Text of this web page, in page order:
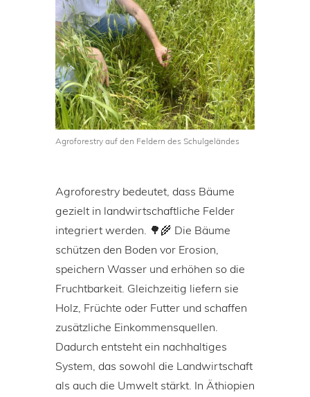
Agroforestry auf den Feldern des Schulgeländes
Agroforestry bedeutet, dass Bäume
gezielt in landwirtschaftliche Felder
integriert werden. 🌳🌾 Die Bäume
schützen den Boden vor Erosion,
speichern Wasser und erhöhen so die
Fruchtbarkeit. Gleichzeitig liefern sie
Holz, Früchte oder Futter und schaffen
zusätzliche Einkommensquellen.
Dadurch entsteht ein nachhaltiges
System, das sowohl die Landwirtschaft
als auch die Umwelt stärkt. In Äthiopien